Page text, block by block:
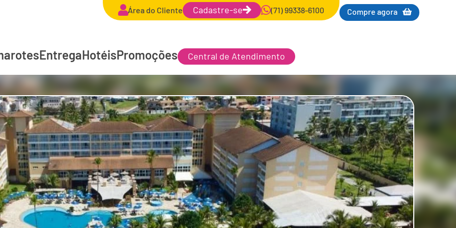
Área do Cliente Cadastre-se (71) 99338-6100 Compre agora
EntregaHotéisPromoções Central de Atendimento